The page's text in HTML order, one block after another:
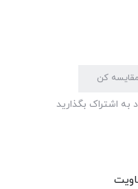
کن
اشتراک بگذارید